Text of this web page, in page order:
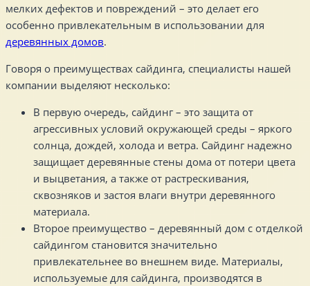
мелких дефектов и повреждений – это делает его
особенно привлекательным в использовании для
деревянных домов.
Говоря о преимуществах сайдинга, специалисты нашей
компании выделяют несколько:
В первую очередь, сайдинг – это защита от
агрессивных условий окружающей среды – яркого
солнца, дождей, холода и ветра. Сайдинг надежно
защищает деревянные стены дома от потери цвета
и выцветания, а также от растрескивания,
сквозняков и застоя влаги внутри деревянного
материала.
Второе преимущество – деревянный дом с отделкой
сайдингом становится значительно
привлекательнее во внешнем виде. Материалы,
используемые для сайдинга, производятся в